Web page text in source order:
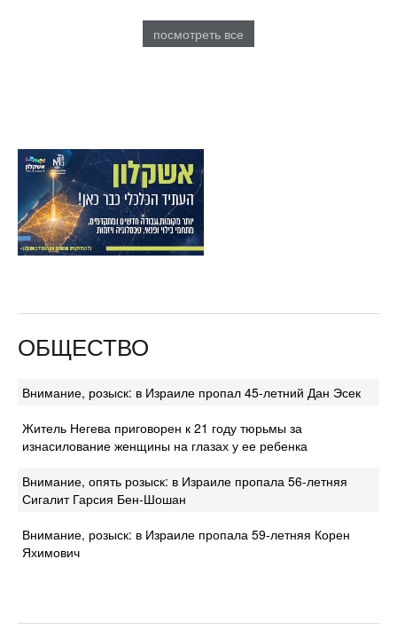
посмотреть все
ОБЩЕСТВО
Внимание, розыск: в Израиле пропал 45-летний Дан Эсек
Житель Негева приговорен к 21 году тюрьмы за
изнасилование женщины на глазах у ее ребенка
Внимание, опять розыск: в Израиле пропала 56-летняя
Сигалит Гарсия Бен-Шошан
Внимание, розыск: в Израиле пропала 59-летняя Корен
Яхимович